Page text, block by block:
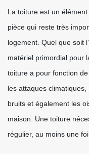
La toiture est un
pièce qui reste très
logement. Quel que soit
matériel primordial pour
toiture a pour fonction
les attaques
bruits et également les
maison. Une toiture
régulier, au moins une